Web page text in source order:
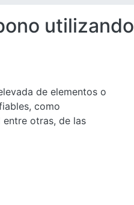
utilizando
de elementos o
como
otras, de las